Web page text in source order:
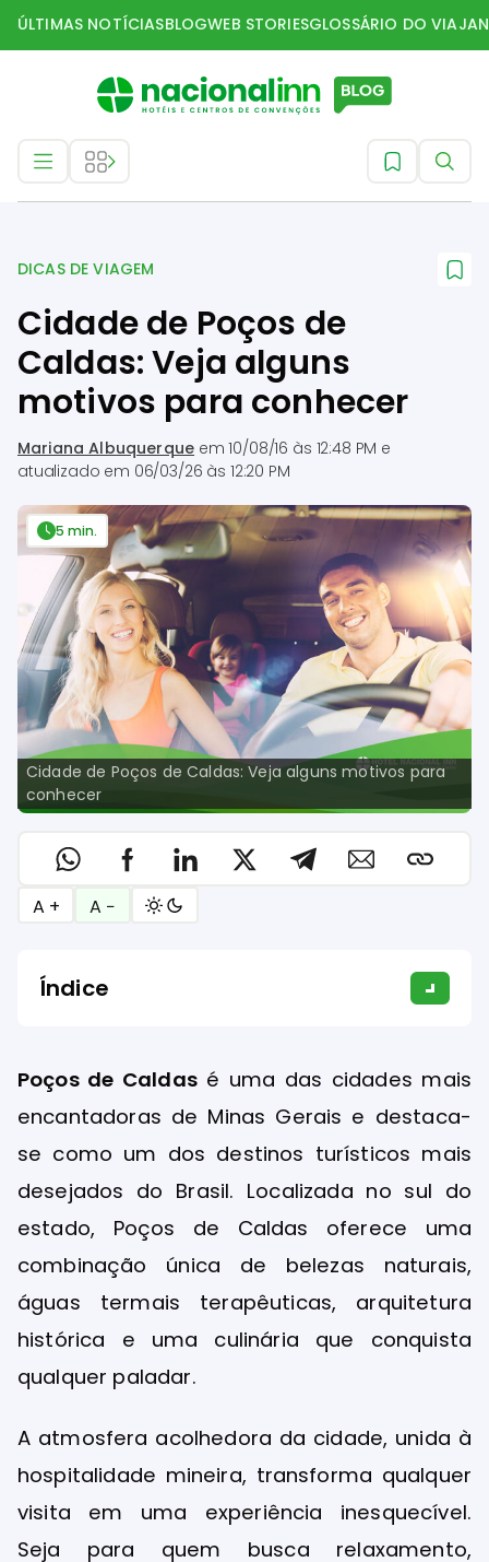
ÚLTIMAS NOTÍCIASBLOGWEB STORIESGLOSSÁRIO DO
DICAS DE VIAGEM
Cidade de Poços de
Caldas: Veja alguns
motivos para conhecer
Mariana Albuquerque em10/08/16 às 12:48 PM e
atualizado em 06/03/26 às 12:20 PM
Cidade de Poços de Caldas: Veja alguns motivos para
conhecer
5 min.
A + A −
Índice
Poços de Caldasé uma das cidades mais
encantadoras de Minas Gerais e destaca-
se como um dos destinos turísticos mais
desejados do Brasil. Localizada no sul do
estado, Poços de Caldas oferece uma
combinação única de belezas naturais,
águas termais terapêuticas, arquitetura
histórica e uma culinária que conquista
qualquer paladar.
A atmosfera acolhedora da cidade, unida à
hospitalidade mineira, transforma qualquer
visita em uma experiência inesquecível.
Seja para quem busca relaxamento,